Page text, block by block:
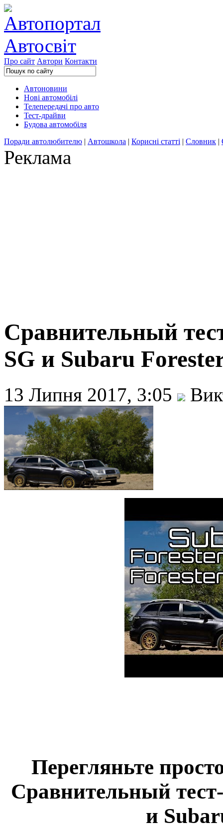
Про сайт Автори Контакти
Автоновини
Нові автомобілі
Телепередачі про авто
Тест-драйви
Будова автомобіля
Поради автолюбителю | Автошкола | Корисні статті | Словник |
Реклама
Сравнительный
SG и Subaru
13 Липня 2017, 3:05
Перегляньте
Сравнительный
и